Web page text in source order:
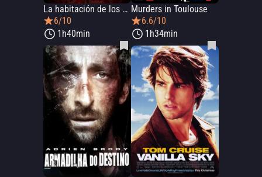
La habitación de los deseos
6/10
1h40min
Murders in Toulouse
6.6/10
1h34min